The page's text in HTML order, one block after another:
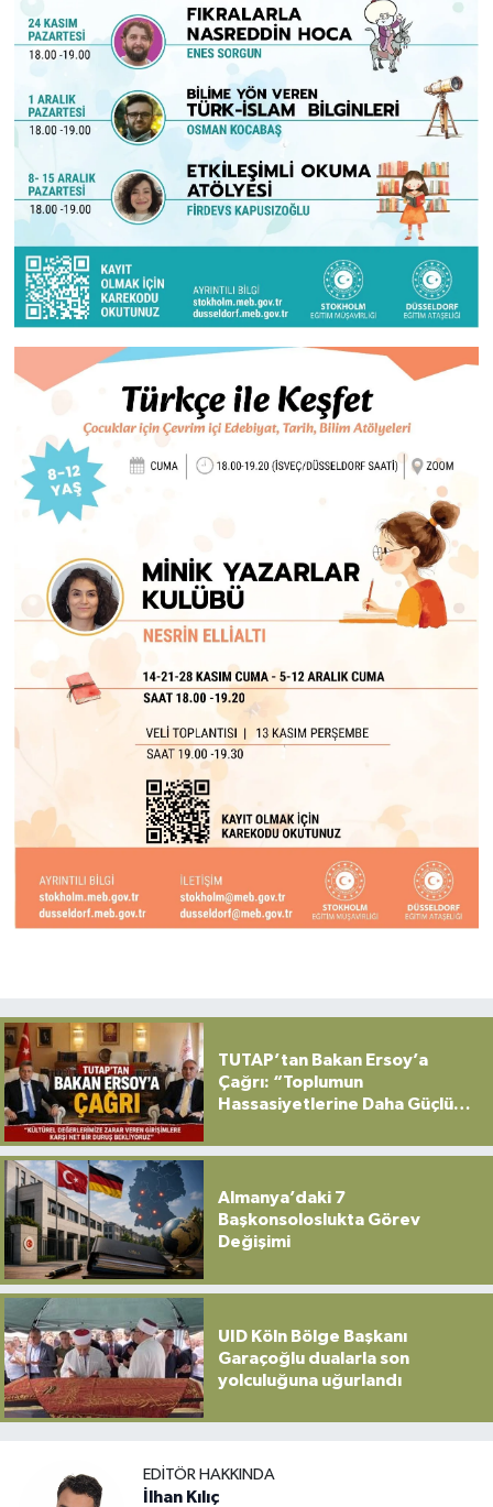
TUTAP’tan Bakan Ersoy’a
Çağrı: “Toplumun
Hassasiyetlerine Daha Güçlü
Almanya’daki 7
Başkonsoloslukta Görev
Değişimi
UID Köln Bölge Başkanı
Garaçoğlu dualarla son
yolculuğuna uğurlandı
EDITÖR HAKKINDA
İlhan Kılıç